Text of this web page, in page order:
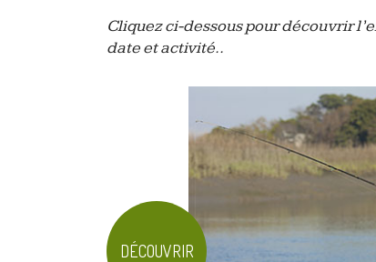
Cliquez ci-dessous pour découvrir
date et activité..
DÉCOUVRIR